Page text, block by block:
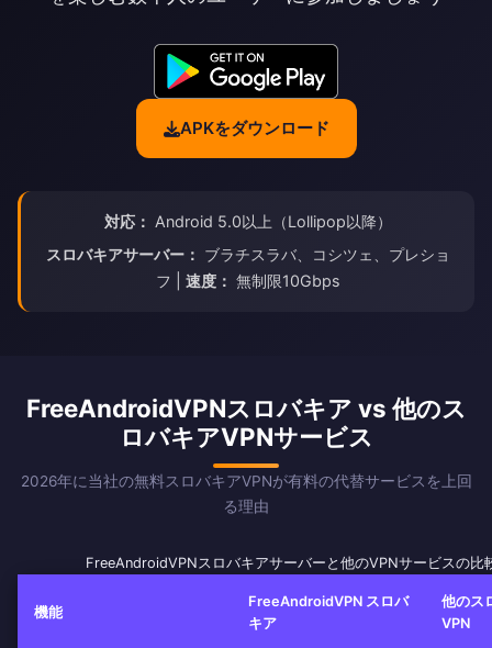
APKをダウンロード
対応： Android 5.0以上（Lollipop以降）
スロバキアサーバー： ブラチスラバ、コシツェ、プレショ
フ | 速度： 無制限10Gbps
FreeAndroidVPNスロバキア vs 他のス
ロバキアVPNサービス
2026年に当社の無料スロバキアVPNが有料の代替サービスを上回
る理由
FreeAndroidVPNスロバキアサーバーと他のVPNサービスの比
機能
FreeAndroidVPN スロバ
キア
他のス
VPN